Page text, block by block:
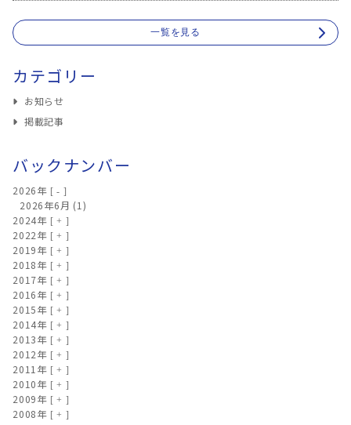
一覧を見る
カテゴリー
お知らせ
掲載記事
バックナンバー
2026年
2026年6月 (1)
2024年
2022年
2019年
2018年
2017年
2016年
2015年
2014年
2013年
2012年
2011年
2010年
2009年
2008年